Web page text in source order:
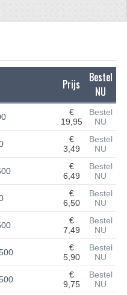
5
TOT 125CC
Prijs
Bestel
NU
€
19,95
Bestel
NU
€
3,49
Bestel
NU
€
6,49
Bestel
NU
€
6,50
Bestel
NU
€
7,49
Bestel
NU
€
5,90
Bestel
NU
€
9,75
Bestel
NU